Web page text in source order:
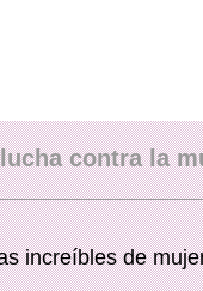
lucha contra la
increíbles de